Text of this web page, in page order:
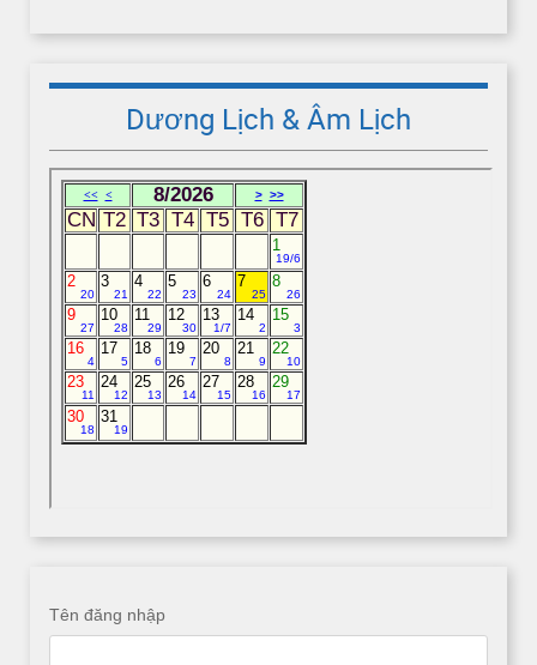
Dương Lịch & Âm Lịch
Tên đăng nhập